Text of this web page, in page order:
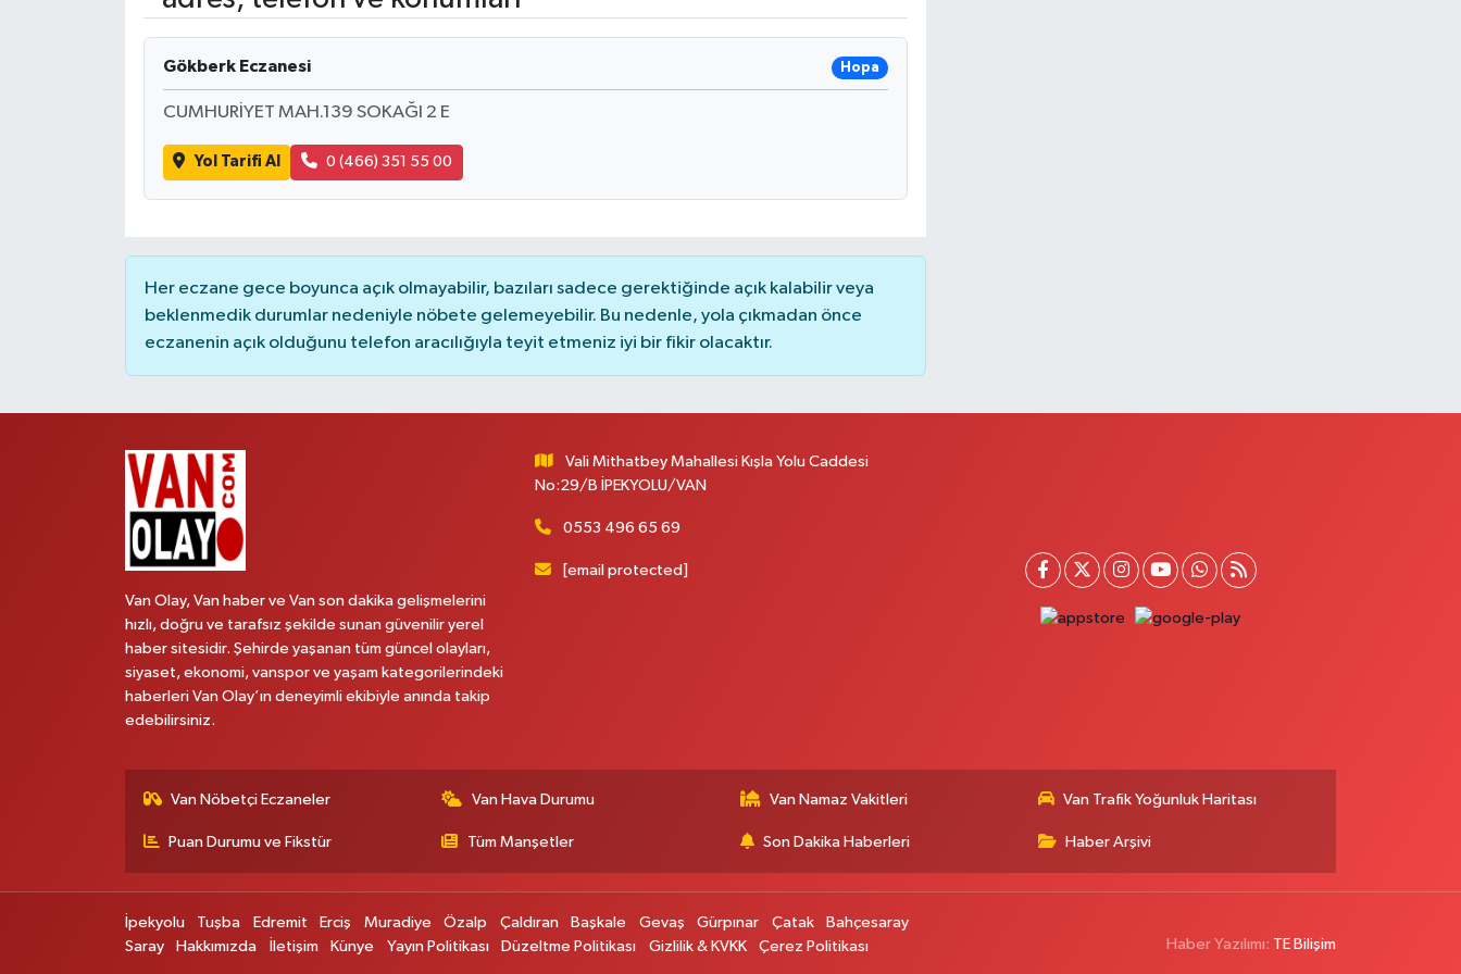
Gökberk Eczanesi Hopa
CUMHURİYET MAH.139 SOKAĞI 2 E
Yol Tarifi Al 0 (466) 351 55 00
Her eczane gece boyunca açık olmayabilir, bazıları sadece gerektiğinde açık kalabilir veya
beklenmedik durumlar nedeniyle nöbete gelemeyebilir. Bu nedenle, yola çıkmadan önce
eczanenin açık olduğunu telefon aracılığıyla teyit etmeniz iyi bir fikir olacaktır.
Van Olay, Van haber ve Van son dakika gelişmelerini
hızlı, doğru ve tarafsız şekilde sunan güvenilir yerel
haber sitesidir. Şehirde yaşanan tüm güncel olayları,
siyaset, ekonomi, vanspor ve yaşam kategorilerindeki
haberleri Van Olay’ın deneyimli ekibiyle anında takip
edebilirsiniz.
Vali Mithatbey Mahallesi Kışla Yolu Caddesi
No:29/B İPEKYOLU/VAN
0553 496 65 69
[email protected]
Van Nöbetçi Eczaneler Van Hava Durumu Van Namaz Vakitleri Van Trafik Yoğunluk Haritası
Puan Durumu ve Fikstür Tüm Manşetler Son Dakika Haberleri Haber Arşivi
İpekyolu Tuşba Edremit Erciş Muradiye Özalp Çaldıran Başkale Gevaş Gürpınar Çatak
Bahçesaray
Saray
Hakkımızda İletişim Künye Yayın Politikası Düzeltme Politikası Gizlilik & KVKK Çerez Politikası Haber Yazılımı: TE Bilişim
RESMİ İLANLAR